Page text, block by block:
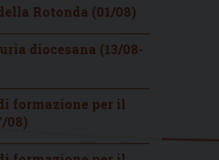
Rotonda (01/08)
diocesana (13/08-
formazione per il
08)